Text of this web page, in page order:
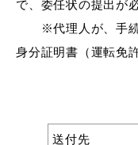
浜田市観光協
で、委任状の提出が
※代理人が、手続
身分証明書（運転免
送付先